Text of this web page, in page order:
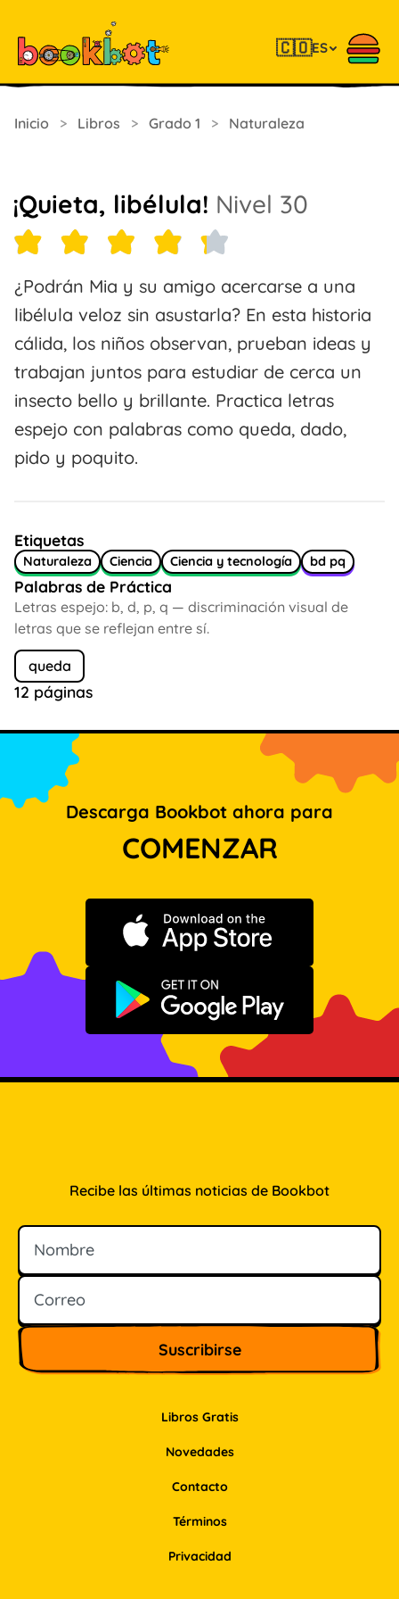
🇨🇴ES
Inicio > Libros > Grado 1 > Naturaleza
¡Quieta, libélula! Nivel 30
¿Podrán Mia y su amigo acercarse a una
libélula veloz sin asustarla? En esta historia
cálida, los niños observan, prueban ideas y
trabajan juntos para estudiar de cerca un
insecto bello y brillante. Practica letras
espejo con palabras como queda, dado,
pido y poquito.
Etiquetas
Naturaleza Ciencia Ciencia y tecnología bd pq
Palabras de Práctica
Letras espejo: b, d, p, q — discriminación visual de
letras que se reflejan entre sí.
queda
12 páginas
Descarga Bookbot ahora para
COMENZAR
Descargar en App Store
Disponible en Google Play
Libros Gratis
Novedades
Contacto
Recibe las últimas noticias de Bookbot
Nombre
Correo
Términos
Privacidad